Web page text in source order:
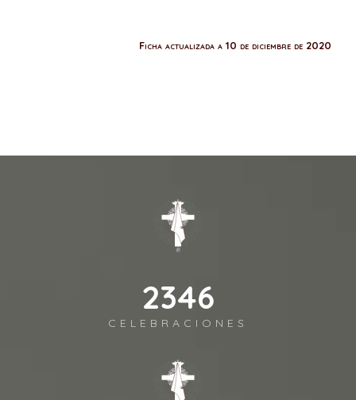
Ficha actualizada a 10 de diciembre de 2020
2688
CELEBRACIONES